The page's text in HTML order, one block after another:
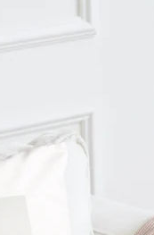
uns mit 4,8 bei
– mit ihrem